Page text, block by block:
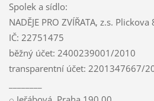
Spolek a sídlo:
NADĚJE PRO ZVÍŘATA, z.s.
IČ: 22751475
běžný účet: 2400239001/2010
transparentní účet: 2201347667/